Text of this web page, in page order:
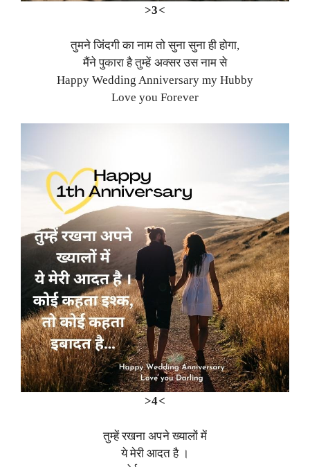
>3<
तुमने जिंदगी का नाम तो सुना सुना ही होगा,
मैंने पुकारा है तुम्हें अक्सर उस नाम से
Happy Wedding Anniversary my Hubby
Love you Forever
>4<
तुम्हें रखना अपने ख्यालों में
ये मेरी आदत है ।